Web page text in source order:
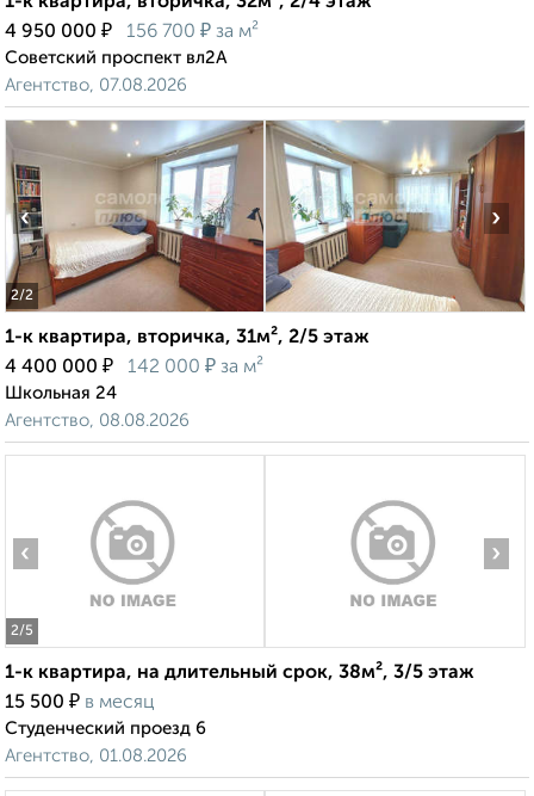
4 950 000 ₽ 156 700 ₽ за м²
Советский проспект вл2А
Агентство, 07.08.2026
2/2
‹ ›
1-к квартира, вторичка, 31м², 2/5 этаж
4 400 000 ₽ 142 000 ₽ за м²
Школьная 24
Агентство, 08.08.2026
2/5
‹ ›
1-к квартира, на длительный срок, 38м², 3/5 этаж
15 500 ₽ в месяц
Студенческий проезд 6
Агентство, 01.08.2026